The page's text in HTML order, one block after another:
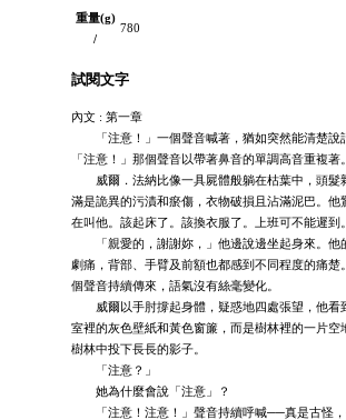
重量(g)
/
780
試閱文字
內文 : 第一章
「注意！」一個聲音喊著，猶如突然能清楚說
「注意！」那個聲音以帶著鼻音的單調高音重複著
威爾．法納比像一具屍體般躺在枯葉中，頭髮
滿是詭異的污漬和瘀傷，衣物破損且沾滿泥巴。他
在叫他。該起床了。該換衣服了。上班可不能遲到。
「親愛的，謝謝妳，」他邊說邊坐起身來。他
劇痛，背部、手臂及前額也都感到不同程度的痛楚
個聲音持續傳來，語氣沒有絲毫變化。
威爾以手肘撐起身體，疑惑地四處張望，他看
室裡的灰色壁紙和黃色窗簾，而是樹林裡的一片空
樹林中投下長長的影子。
「注意？」
她為什麼會說「注意」？
「注意！注意！」聲音持續呼喊──真是古怪，